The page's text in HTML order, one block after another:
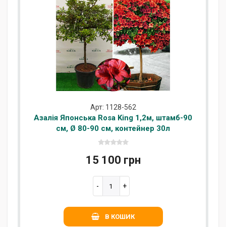
Арт: 1128-562
Азалія Японська Rosa King 1,2м, штамб-90
см, Ø 80-90 см, контейнер 30л
15 100 грн
В КОШИК